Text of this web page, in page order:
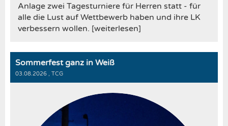
Anlage zwei Tagesturniere für Herren statt - für
alle die Lust auf Wettbewerb haben und ihre LK
verbessern wollen. [weiterlesen]
Sommerfest ganz in Weiß
03.08.2026 , TCG